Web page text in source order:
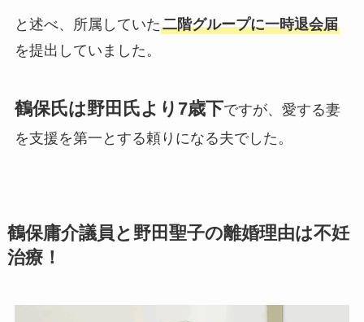
と述べ、所属していた二階グループに一時退会届
を提出していました。
鶴保氏は野田氏より7歳下ですが、愛する妻
を支援を第一とする頼りになる夫でした。
鶴保庸介議員と野田聖子の離婚理由は不妊
治療！